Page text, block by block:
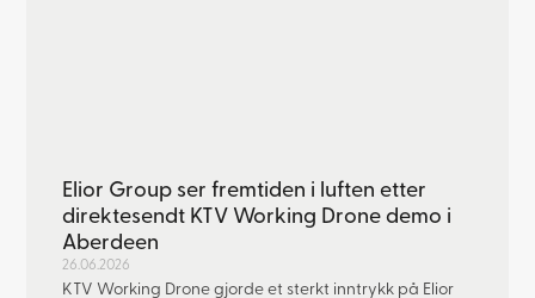
Elior Group ser fremtiden i luften etter
direktesendt KTV Working Drone demo i
Aberdeen
26.06.2026
KTV Working Drone gjorde et sterkt inntrykk på Elior